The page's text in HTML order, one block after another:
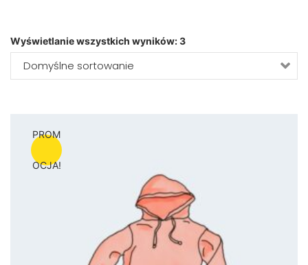
Wyświetlanie wszystkich wyników: 3
PROM
OCJA!